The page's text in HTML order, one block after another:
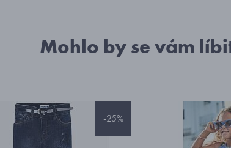
Mohlo by se vám
-25%